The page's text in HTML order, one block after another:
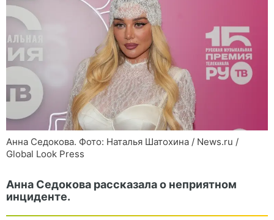
Анна Седокова. Фото: Наталья Шатохина / News.ru /
Global Look Press
Анна Седокова рассказала о неприятном
инциденте.